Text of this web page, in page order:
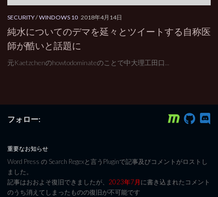
SECURITY/WINDOWS 10 2018年4月14日
純水についてのデマを延々とツイートする自称医
師が酷いと話題に
元Kaetzchenのhowtodominateのことで中大理工田口...
フォロー:
重要なお知らせ
Word Press の Search Regexと言うPluginで記事及びコメントがロストし
ました。
記事はおおよそ復旧できましたが、 2023年7月に書き込まれたコメント
のうち消えてしまったものの復旧が不可能です